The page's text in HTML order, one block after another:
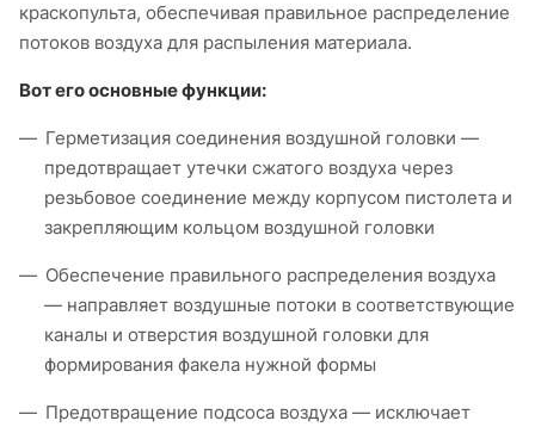
краскопульта, обеспечивая правильное распределение
потоков воздуха для распыления материала.
Вот его основные функции:
Герметизация соединения воздушной головки —
предотвращает утечки сжатого воздуха через
резьбовое соединение между корпусом пистолета и
закрепляющим кольцом воздушной головки
Обеспечение правильного распределения воздуха
— направляет воздушные потоки в соответствующие
каналы и отверстия воздушной головки для
формирования факела нужной формы
Предотвращение подсоса воздуха — исключает